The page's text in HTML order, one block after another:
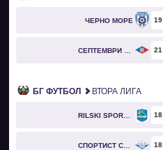
ЧЕРНО МОРЕ 19
21
БГ ФУТБОЛ ВТОРА ЛИГА
RILSKI SPORTIST 18
СПОРТИСТ СВОГЕ 18